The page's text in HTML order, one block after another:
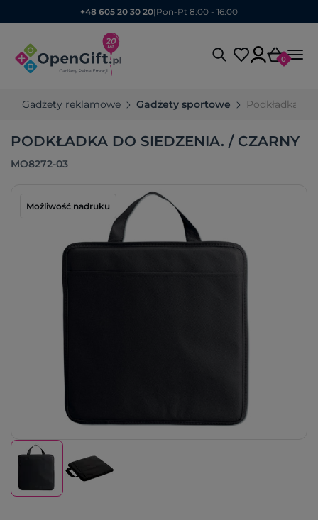
+48 605 20 30 20| Pon-Pt 8:00 - 16:00
0
Gadżety reklamowe Gadżety sportowe Podkładka
PODKŁADKA DO SIEDZENIA. / CZARNY
MO8272-03
Możliwość nadruku